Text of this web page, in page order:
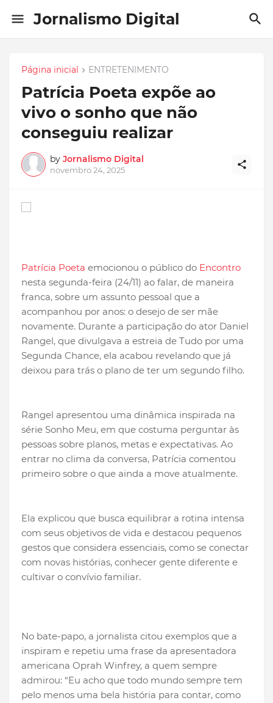
Jornalismo Digital
Página inicial ENTRETENIMENTO
Patrícia Poeta expõe ao
vivo o sonho que não
conseguiu realizar
by Jornalismo Digital
novembro 24, 2025
Patrícia Poeta emocionou o público do Encontro
nesta segunda-feira (24/11) ao falar, de maneira
franca, sobre um assunto pessoal que a
acompanhou por anos: o desejo de ser mãe
novamente. Durante a participação do ator Daniel
Rangel, que divulgava a estreia de Tudo por uma
Segunda Chance, ela acabou revelando que já
deixou para trás o plano de ter um segundo filho.
Rangel apresentou uma dinâmica inspirada na
série Sonho Meu, em que costuma perguntar às
pessoas sobre planos, metas e expectativas. Ao
entrar no clima da conversa, Patrícia comentou
primeiro sobre o que ainda a move atualmente.
Ela explicou que busca equilibrar a rotina intensa
com seus objetivos de vida e destacou pequenos
gestos que considera essenciais, como se conectar
com novas histórias, conhecer gente diferente e
cultivar o convívio familiar.
No bate-papo, a jornalista citou exemplos que a
inspiram e repetiu uma frase da apresentadora
americana Oprah Winfrey, a quem sempre
admirou: “Eu acho que todo mundo sempre tem
pelo menos uma bela história para contar, como